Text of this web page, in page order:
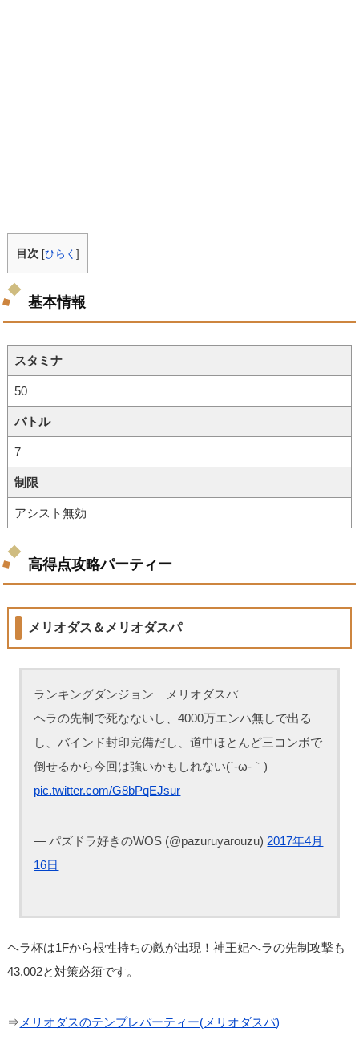
目次 [ひらく]
基本情報
スタミナ
50
バトル
7
制限
アシスト無効
高得点攻略パーティー
メリオダス＆メリオダスパ
ランキングダンジョン メリオダスパ
ヘラの先制で死なないし、4000万エンハ無しで出る
し、バインド封印完備だし、道中ほとんど三コンボで
倒せるから今回は強いかもしれない(´-ω-｀)
pic.twitter.com/G8bPqEJsur
— パズドラ好きのWOS (@pazuruyarouzu) 2017年4月
16日
ヘラ杯は1Fから根性持ちの敵が出現！神王妃ヘラの先制攻撃も
43,002と対策必須です。
⇒ メリオダスのテンプレパーティー(メリオダスパ)